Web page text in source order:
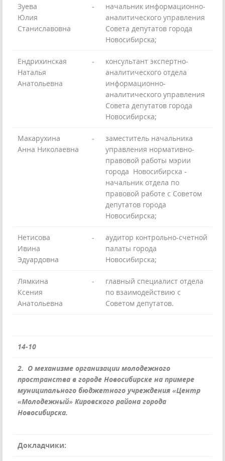
Зуева
Юлия
Станиславовна
-
начальник информационно-
аналитического управления
Совета депутатов города
Новосибирска;
Ендрихинская
Наталья
Анатольевна
-
консультант экспертно-
аналитического отдела
информационно-
аналитического управления
Совета депутатов города
Новосибирска;
Макарухина
Анна Николаевна
-
заместитель начальника
управления нормативно-
правовой работы мэрии
города Новосибирска -
начальник отдела по
правовой работе с Советом
депутатов города
Новосибирска;
Нетисова
Ивина
Эдуардовна
-
аудитор контрольно-счетной
палаты города
Новосибирска;
Лямкина
Ксения
Анатольевна
-
главный специалист отдела
по взаимодействию с
Советом депутатов.
14-10
2. О механизме организации молодежного
пространства в городе Новосибирске на примере
муниципального бюджетного учреждения «Центр
«Молодежный» Кировского района города
Новосибирска.
Докладчики: